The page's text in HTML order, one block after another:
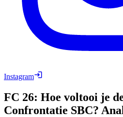
Instagram
FC 26: Hoe voltooi je
Confrontatie SBC?